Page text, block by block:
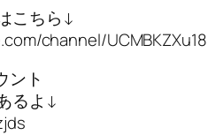
こちら↓
channel/
ント
るよ↓